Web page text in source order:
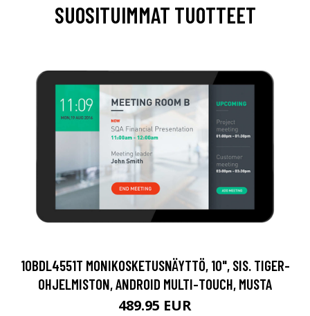
SUOSITUIMMAT TUOTTEET
10BDL4551T MONIKOSKETUSNÄYTTÖ, 10", SIS. TIGER-
OHJELMISTON, ANDROID MULTI-TOUCH, MUSTA
489.95 EUR